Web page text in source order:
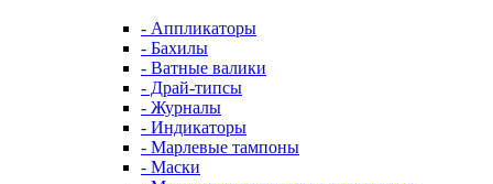
- Аппликаторы
- Бахилы
- Ватные валики
- Драй-типсы
- Журналы
- Индикаторы
- Марлевые тампоны
- Маски